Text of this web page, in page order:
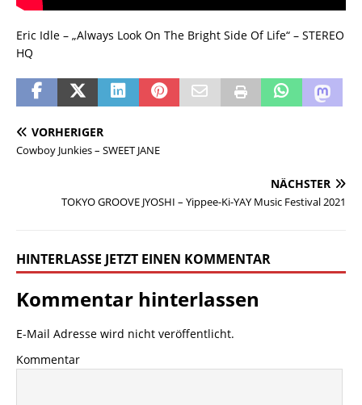
Eric Idle – „Always Look On The Bright Side Of Life“ – STEREO
HQ
VORHERIGER
Cowboy Junkies – SWEET JANE
NÄCHSTER
TOKYO GROOVE JYOSHI – Yippee-Ki-YAY Music Festival 2021
HINTERLASSE JETZT EINEN KOMMENTAR
Kommentar hinterlassen
E-Mail Adresse wird nicht veröffentlicht.
Kommentar